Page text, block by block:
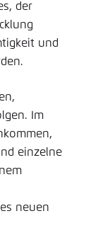
der
und
Im
einzelne
neuen